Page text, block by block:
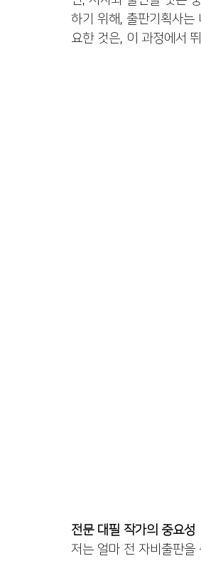
출판 퍼스널브랜딩 정치인
하기 위해, 출판기획사는
요한 것은, 이 과정에서
전문 대필 작가의 중요성
저는 얼마 전 자비출판을